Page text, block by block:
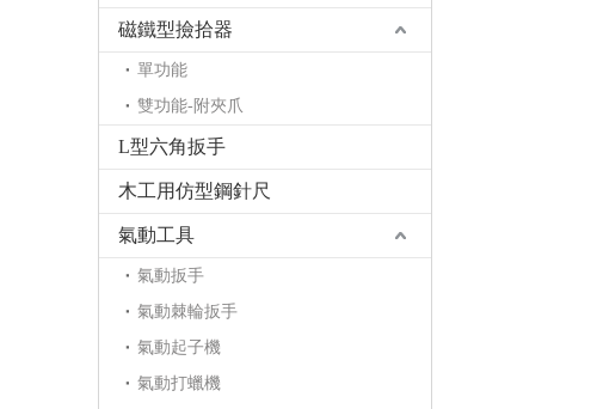
磁鐵型撿拾器
單功能
雙功能-附夾爪
L型六角扳手
木工用仿型鋼針尺
氣動工具
氣動扳手
氣動棘輪扳手
氣動起子機
氣動打蠟機